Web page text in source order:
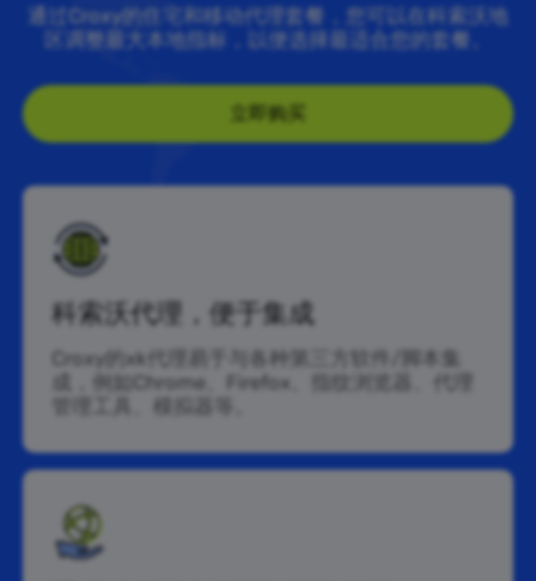
通过Croxy的住宅和移动代理套餐，您可以在科索沃地
区调整最大本地指标，以便选择最适合您的套餐。
立即购买
科索沃代理，便于集成
Croxy的xk代理易于与各种第三方软件/脚本集
成，例如Chrome、Firefox、指纹浏览器、代理